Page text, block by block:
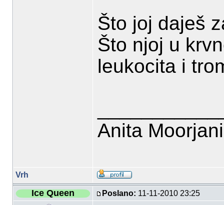
Što joj daješ
Što njoj u
leukocita i
Anita
Vrh
Ice Queen Poslano: 11-11-2010 23:25